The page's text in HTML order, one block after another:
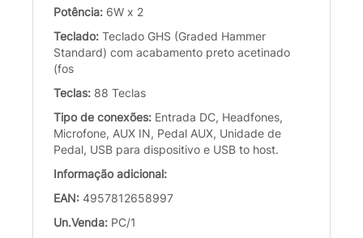
Potência: 6W x 2
Teclado: Teclado GHS (Graded Hammer
Standard) com acabamento preto acetinado
(fos
Teclas: 88 Teclas
Tipo de conexões: Entrada DC, Headfones,
Microfone, AUX IN, Pedal AUX, Unidade de
Pedal, USB para dispositivo e USB to host.
Informação adicional:
EAN: 4957812658997
Un.Venda: PC/1